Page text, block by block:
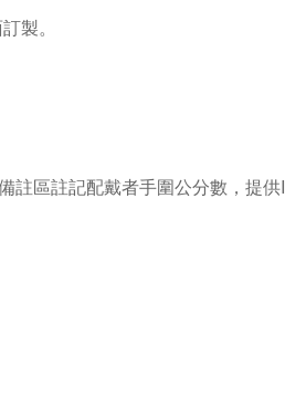
製。
註區註記配戴者手圍公分數，提供